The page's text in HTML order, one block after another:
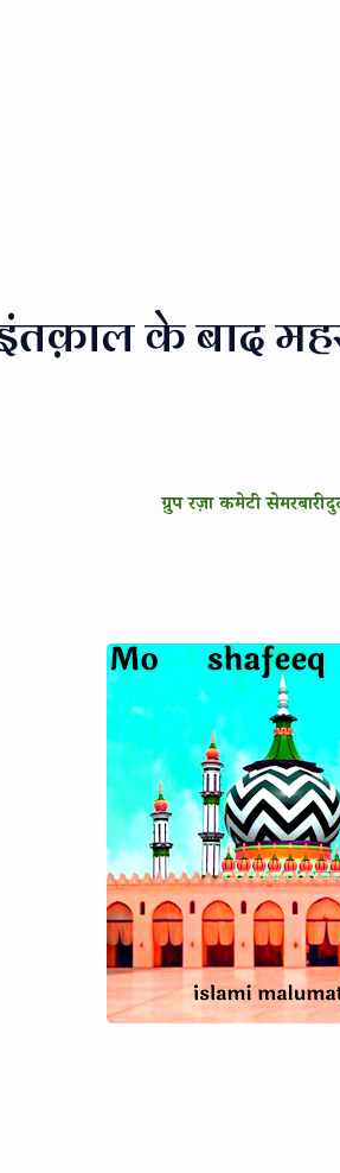
के बाद
ग्रुप रज़ा कमेटी सेमरबारी